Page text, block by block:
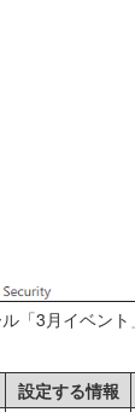
「3月イベン
設定する情報